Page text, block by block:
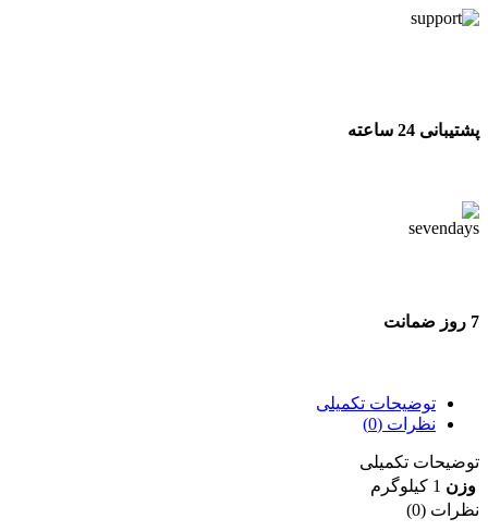
پشتیبانی 24 ساعته
7 روز ضمانت
توضیحات تکمیلی
نظرات (0)
توضیحات تکمیلی
وزن 1 کیلوگرم
نظرات (0)